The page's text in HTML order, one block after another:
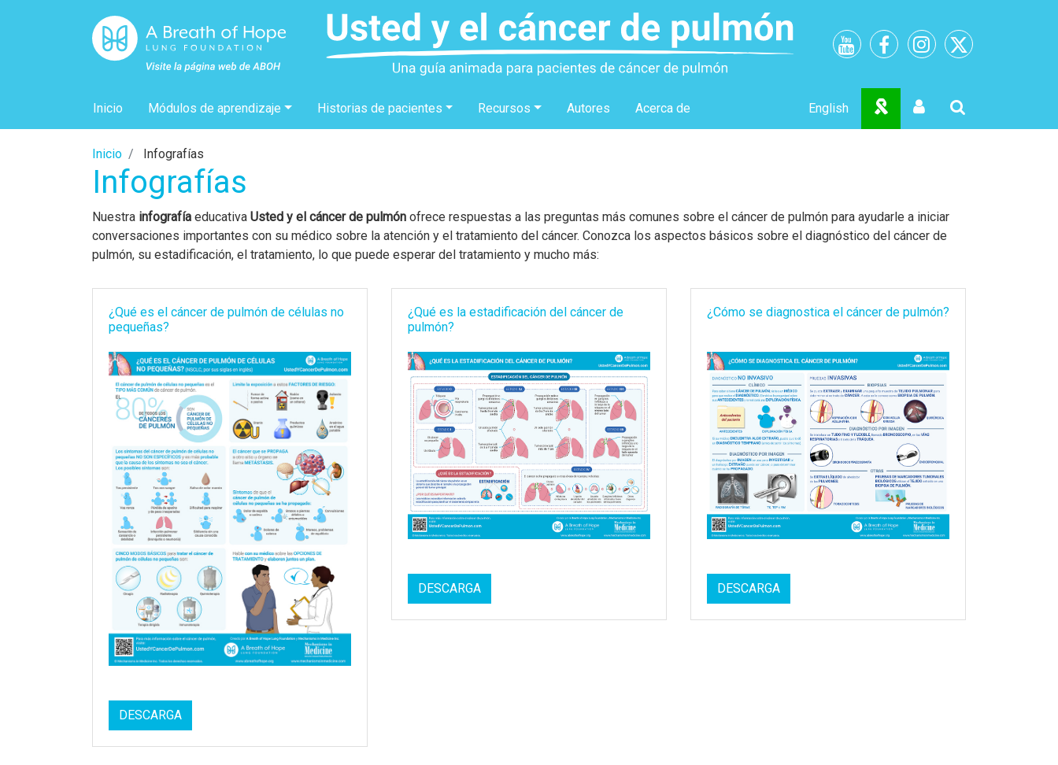
Inicio Módulos de aprendizaje Historias de pacientes Recursos Autores Acerca de English
Inicio Infografías
Infografías
Nuestra infografía educativa Usted y el cáncer de pulmón ofrece respuestas a las preguntas más comunes sobre el cáncer de pulmón para ayudarle a iniciar
conversaciones importantes con su médico sobre la atención y el tratamiento del cáncer. Conozca los aspectos básicos sobre el diagnóstico del cáncer de
pulmón, su estadificación, el tratamiento, lo que puede esperar del tratamiento y mucho más:
¿Qué es el cáncer de pulmón de células no
pequeñas?
DESCARGA
¿Qué es la estadificación del cáncer de
pulmón?
DESCARGA
¿Cómo se diagnostica el cáncer de pulmón?
DESCARGA